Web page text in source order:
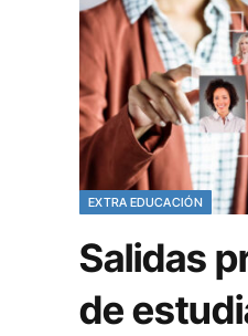
EXTRA EDUCACIÓN
Salidas
de